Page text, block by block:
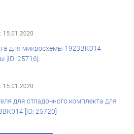
15.01.2020
для микросхемы 1923ВК014
[ID: 25716]
15.01.2020
для отладочного комплекта для
[ID: 25720]